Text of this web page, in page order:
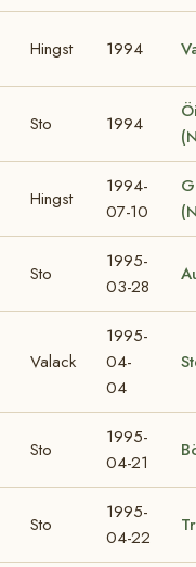
Hingst 1994
Sto 1994
Hingst
1994-
07-10
Sto
1995-
03-28
Valack
1995-
04-
04
Sto
1995-
04-21
Sto
1995-
04-22